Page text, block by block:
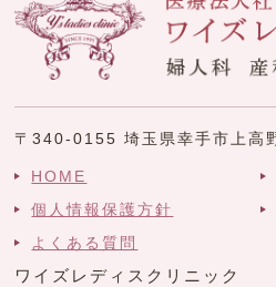
〒340-0155 埼玉県幸手市上高
HOME
個人情報保護方針
よくある質問
ワイズレディスクリニック